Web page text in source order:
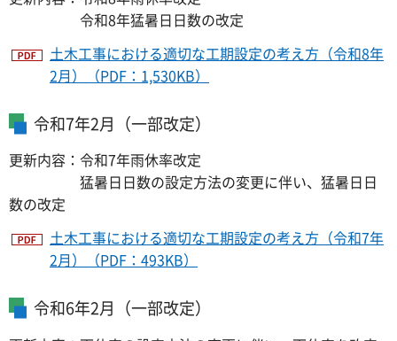
令和8年猛暑日日数の改定
土木工事における適切な工期設定の考え方（令和8年
2月）（PDF：1,530KB）
令和7年2月（一部改定）
更新内容：令和7年雨休率改定
猛暑日日数の設定方法の変更に伴い、猛暑日日
数の改定
土木工事における適切な工期設定の考え方（令和7年
2月）（PDF：493KB）
令和6年2月（一部改定）